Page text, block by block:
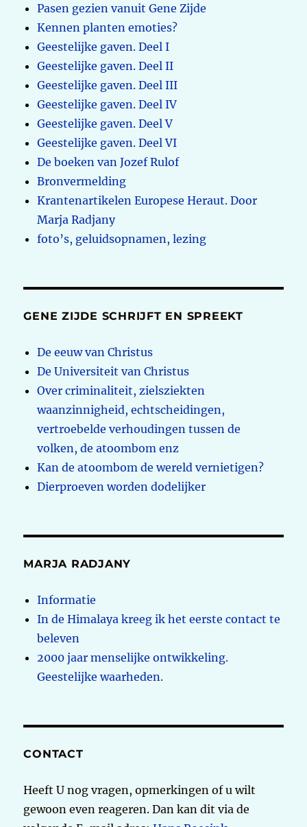
Pasen gezien vanuit Gene Zijde
Kennen planten emoties?
Geestelijke gaven. Deel I
Geestelijke gaven. Deel II
Geestelijke gaven. Deel III
Geestelijke gaven. Deel IV
Geestelijke gaven. Deel V
Geestelijke gaven. Deel VI
De boeken van Jozef Rulof
Bronvermelding
Krantenartikelen Europese Heraut. Door
Marja Radjany
foto’s, geluidsopnamen, lezing
GENE ZIJDE SCHRIJFT EN SPREEKT
De eeuw van Christus
De Universiteit van Christus
Over criminaliteit, zielsziekten
waanzinnigheid, echtscheidingen,
vertroebelde verhoudingen tussen de
volken, de atoombom enz
Kan de atoombom de wereld vernietigen?
Dierproeven worden dodelijker
MARJA RADJANY
Informatie
In de Himalaya kreeg ik het eerste contact te
beleven
2000 jaar menselijke ontwikkeling.
Geestelijke waarheden.
CONTACT
Heeft U nog vragen, opmerkingen of u wilt
gewoon even reageren. Dan kan dit via de